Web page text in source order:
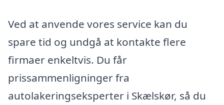
Ved at anvende vores service kan du
spare tid og undgå at kontakte flere
firmaer enkeltvis. Du får
prissammenligninger fra
autolakeringseksperter i Skælskør, så du